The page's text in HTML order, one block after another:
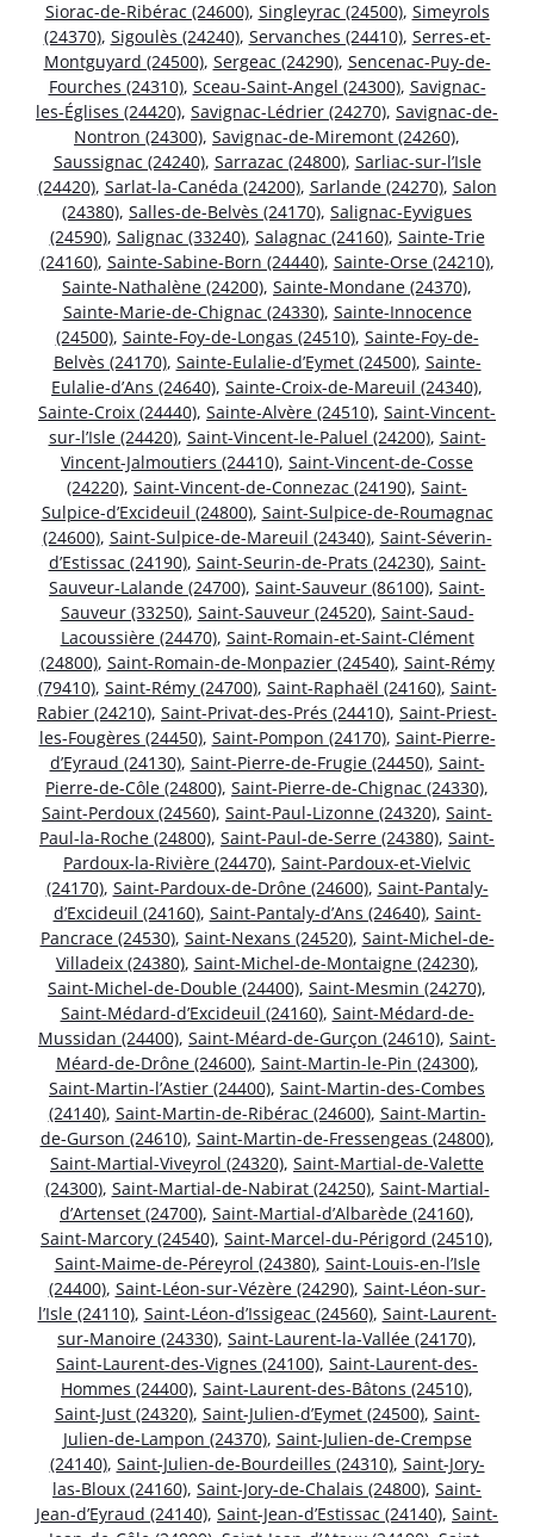
Siorac-de-Ribérac (24600), Singleyrac (24500), Simeyrols
(24370), Sigoulès (24240), Servanches (24410), Serres-et-
Montguyard (24500), Sergeac (24290), Sencenac-Puy-de-
Fourches (24310), Sceau-Saint-Angel (24300), Savignac-
les-Églises (24420), Savignac-Lédrier (24270), Savignac-de-
Nontron (24300), Savignac-de-Miremont (24260),
Saussignac (24240), Sarrazac (24800), Sarliac-sur-l’Isle
(24420), Sarlat-la-Canéda (24200), Sarlande (24270), Salon
(24380), Salles-de-Belvès (24170), Salignac-Eyvigues
(24590), Salignac (33240), Salagnac (24160), Sainte-Trie
(24160), Sainte-Sabine-Born (24440), Sainte-Orse (24210),
Sainte-Nathalène (24200), Sainte-Mondane (24370),
Sainte-Marie-de-Chignac (24330), Sainte-Innocence
(24500), Sainte-Foy-de-Longas (24510), Sainte-Foy-de-
Belvès (24170), Sainte-Eulalie-d’Eymet (24500), Sainte-
Eulalie-d’Ans (24640), Sainte-Croix-de-Mareuil (24340),
Sainte-Croix (24440), Sainte-Alvère (24510), Saint-Vincent-
sur-l’Isle (24420), Saint-Vincent-le-Paluel (24200), Saint-
Vincent-Jalmoutiers (24410), Saint-Vincent-de-Cosse
(24220), Saint-Vincent-de-Connezac (24190), Saint-
Sulpice-d’Excideuil (24800), Saint-Sulpice-de-Roumagnac
(24600), Saint-Sulpice-de-Mareuil (24340), Saint-Séverin-
d’Estissac (24190), Saint-Seurin-de-Prats (24230), Saint-
Sauveur-Lalande (24700), Saint-Sauveur (86100), Saint-
Sauveur (33250), Saint-Sauveur (24520), Saint-Saud-
Lacoussière (24470), Saint-Romain-et-Saint-Clément
(24800), Saint-Romain-de-Monpazier (24540), Saint-Rémy
(79410), Saint-Rémy (24700), Saint-Raphaël (24160), Saint-
Rabier (24210), Saint-Privat-des-Prés (24410), Saint-Priest-
les-Fougères (24450), Saint-Pompon (24170), Saint-Pierre-
d’Eyraud (24130), Saint-Pierre-de-Frugie (24450), Saint-
Pierre-de-Côle (24800), Saint-Pierre-de-Chignac (24330),
Saint-Perdoux (24560), Saint-Paul-Lizonne (24320), Saint-
Paul-la-Roche (24800), Saint-Paul-de-Serre (24380), Saint-
Pardoux-la-Rivière (24470), Saint-Pardoux-et-Vielvic
(24170), Saint-Pardoux-de-Drône (24600), Saint-Pantaly-
d’Excideuil (24160), Saint-Pantaly-d’Ans (24640), Saint-
Pancrace (24530), Saint-Nexans (24520), Saint-Michel-de-
Villadeix (24380), Saint-Michel-de-Montaigne (24230),
Saint-Michel-de-Double (24400), Saint-Mesmin (24270),
Saint-Médard-d’Excideuil (24160), Saint-Médard-de-
Mussidan (24400), Saint-Méard-de-Gurçon (24610), Saint-
Méard-de-Drône (24600), Saint-Martin-le-Pin (24300),
Saint-Martin-l’Astier (24400), Saint-Martin-des-Combes
(24140), Saint-Martin-de-Ribérac (24600), Saint-Martin-
de-Gurson (24610), Saint-Martin-de-Fressengeas (24800),
Saint-Martial-Viveyrol (24320), Saint-Martial-de-Valette
(24300), Saint-Martial-de-Nabirat (24250), Saint-Martial-
d’Artenset (24700), Saint-Martial-d’Albarède (24160),
Saint-Marcory (24540), Saint-Marcel-du-Périgord (24510),
Saint-Maime-de-Péreyrol (24380), Saint-Louis-en-l’Isle
(24400), Saint-Léon-sur-Vézère (24290), Saint-Léon-sur-
l’Isle (24110), Saint-Léon-d’Issigeac (24560), Saint-Laurent-
sur-Manoire (24330), Saint-Laurent-la-Vallée (24170),
Saint-Laurent-des-Vignes (24100), Saint-Laurent-des-
Hommes (24400), Saint-Laurent-des-Bâtons (24510),
Saint-Just (24320), Saint-Julien-d’Eymet (24500), Saint-
Julien-de-Lampon (24370), Saint-Julien-de-Crempse
(24140), Saint-Julien-de-Bourdeilles (24310), Saint-Jory-
las-Bloux (24160), Saint-Jory-de-Chalais (24800), Saint-
Jean-d’Eyraud (24140), Saint-Jean-d’Estissac (24140), Saint-